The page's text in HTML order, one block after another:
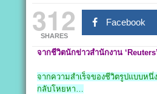
312
SHARES
Facebook
จากชีวิตนักข่าวสำนักงาน
จากความสำเร็จของชีวิตรูปแบบหนึ่
กลับโหยหา…